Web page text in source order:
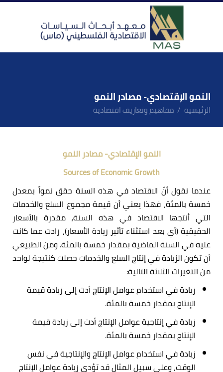
النمو الإقتصادي- مصادر النمو
الرئيسية مفاهيم وتعاريف اقتصادية
النمو الإقتصادي- مصادر النمو
Sources of Economic Growth
عندما نقول أنّ الاقتصاد في هذه السنة حقق نمواً بمعدل
خمسة بالمئة، فهذا يعني أن قيمة مجموع السلع والخدمات
التي أنتجها الاقتصاد في هذه السنة، مقدرة بالأسعار
الحقيقية (أي بعد استثناء تأثير زيادة الأسعار)، زادت عما كانت
عليه في السنة الماضية بمقدار خمسة بالمئة. ومن الطبيعي
أن تكون الزيادة في إنتاج السلع والخدمات حصلت كنتيجة لواحد
من التغيرات الثلاثة التالية:
زيادة في استخدام عوامل الإنتاج أدت إلى زيادة قيمة
الإنتاج بمقدار خمسة بالمئة.
زيادة في إنتاجية عوامل الإنتاج أدت إلى زيادة قيمة
الإنتاج بمقدار خمسة بالمئة.
زيادة في استخدام عوامل الإنتاج والإنتاجية في نفس
الوقت، وعلى سبيل المثال قد تؤدي زيادة عوامل الإنتاج